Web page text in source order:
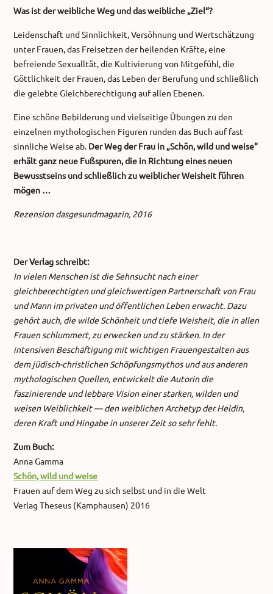
Was ist der weibliche Weg und das weibliche „Ziel“?
Leidenschaft und Sinnlichkeit, Versöhnung und Wertschätzung
unter Frauen, das Freisetzen der heilenden Kräfte, eine
befreiende Sexualltät, die Kultivierung von Mitgefühl, die
Göttlichkeit der Frauen, das Leben der Berufung und schließlich
die gelebte Gleichberechtigung auf allen Ebenen.
Eine schöne Bebilderung und vielseitige Übungen zu den
einzelnen mythologischen Figuren runden das Buch auf fast
sinnliche Weise ab. Der Weg der Frau in „Schön, wild und weise“
erhält ganz neue Fußspuren, die in Richtung eines neuen
Bewusstseins und schließlich zu weiblicher Weisheit führen
mögen …
Rezension dasgesundmagazin, 2016
Der Verlag schreibt:
In vielen Menschen ist die Sehnsucht nach einer
gleichberechtigten und gleichwertigen Partnerschaft von Frau
und Mann im privaten und öffentlichen Leben erwacht. Dazu
gehört auch, die wilde Schönheit und tiefe Weisheit, die in allen
Frauen schlummert, zu erwecken und zu stärken. In der
intensiven Beschäftigung mit wichtigen Frauengestalten aus
dem jüdisch-christlichen Schöpfungsmythos und aus anderen
mythologischen Quellen, entwickelt die Autorin die
faszinierende und lebbare Vision einer starken, wilden und
weisen Weiblichkeit — den weiblichen Archetyp der Heldin,
deren Kraft und Hingabe in unserer Zeit so sehr fehlt.
Zum Buch:
Anna Gamma
Schön, wild und weise
Frauen auf dem Weg zu sich selbst und in die Welt
Verlag Theseus (Kamphausen) 2016